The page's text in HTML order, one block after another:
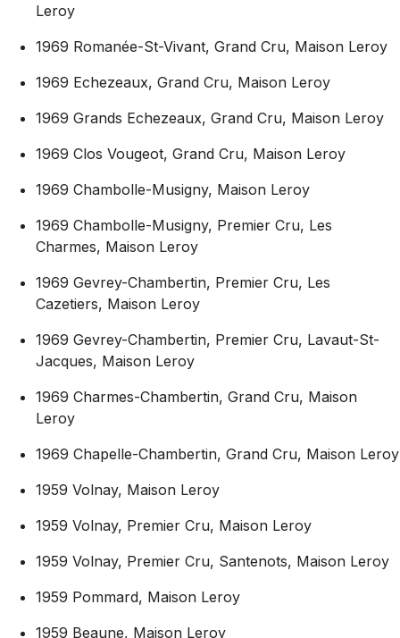
Leroy
1969 Romanée-St-Vivant, Grand Cru, Maison Leroy
1969 Echezeaux, Grand Cru, Maison Leroy
1969 Grands Echezeaux, Grand Cru, Maison Leroy
1969 Clos Vougeot, Grand Cru, Maison Leroy
1969 Chambolle-Musigny, Maison Leroy
1969 Chambolle-Musigny, Premier Cru, Les
Charmes, Maison Leroy
1969 Gevrey-Chambertin, Premier Cru, Les
Cazetiers, Maison Leroy
1969 Gevrey-Chambertin, Premier Cru, Lavaut-St-
Jacques, Maison Leroy
1969 Charmes-Chambertin, Grand Cru, Maison
Leroy
1969 Chapelle-Chambertin, Grand Cru, Maison Leroy
1959 Volnay, Maison Leroy
1959 Volnay, Premier Cru, Maison Leroy
1959 Volnay, Premier Cru, Santenots, Maison Leroy
1959 Pommard, Maison Leroy
1959 Beaune, Maison Leroy